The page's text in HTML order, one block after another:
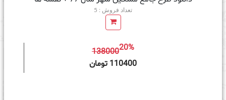
تعداد فروش : 5
13800020%
110400 تومان